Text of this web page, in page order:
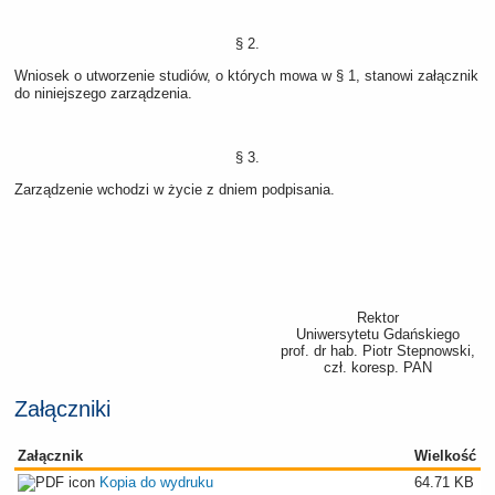
§ 2.
Wniosek o utworzenie studiów, o których mowa w § 1, stanowi załącznik
do niniejszego zarządzenia.
§ 3.
Zarządzenie wchodzi w życie z dniem podpisania.
Rektor
Uniwersytetu Gdańskiego
prof. dr hab. Piotr Stepnowski,
czł. koresp. PAN
Załączniki
Załącznik
Wielkość
Kopia do wydruku
64.71 KB